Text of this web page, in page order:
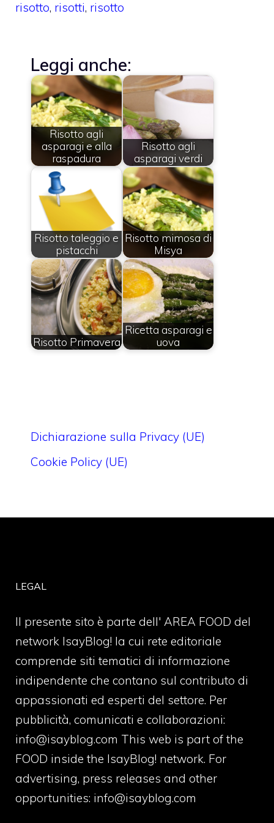
risotto, risotti, risotto
Leggi anche:
Risotto agli
asparagi e alla
raspadura
Risotto agli
asparagi verdi
Risotto taleggio e
pistacchi
Risotto mimosa di
Misya
Risotto Primavera
Ricetta asparagi e
uova
Dichiarazione sulla Privacy (UE)
Cookie Policy (UE)
LEGAL
Il presente sito è parte dell' AREA FOOD del
network IsayBlog! la cui rete editoriale
comprende siti tematici di informazione
indipendente che contano sul contributo di
appassionati ed esperti del settore. Per
pubblicità, comunicati e collaborazioni:
info@isayblog.com This web is part of the
FOOD inside the IsayBlog! network. For
advertising, press releases and other
opportunities: info@isayblog.com